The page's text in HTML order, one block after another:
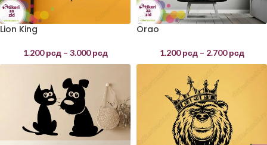
Lion King
1.200рсд – 3.000рсд
Orao
1.200рсд – 2.700рсд